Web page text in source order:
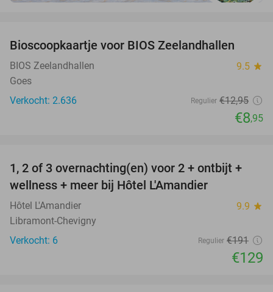
Bioscoopkaartje voor BIOS Zeelandhallen
BIOS Zeelandhallen 9.5 star
Goes
Verkocht: 2.636
Regulier €12,95
€8,95
32%
TODAY
1, 2 of 3 overnachting(en) voor 2 + ontbijt +
wellness + meer bij Hôtel L'Amandier
Hôtel L'Amandier 9.9 star
Libramont-Chevigny
Verkocht: 6
Regulier €191
€129